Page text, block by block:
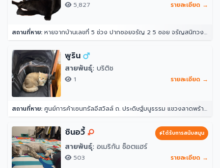
5,827 รายละเอียด →
สถานที่หาย: หายจากบ้านเลขที่ 5 ช่วง ปากซอยจรัญ 2 5 ซอย จรัญสนิทวงศ์ 2 แขวงวัดท่าพระ เขตบางกอกใหญ่ กรุงเทพมหานคร 10600 ประเทศไทย
พูริน
สายพันธุ์: บริติช
1 รายละเอียด →
สถานที่หาย: ศูนย์การค้าเซนทรัลอีสวิลล์ ถ. ประดิษฐ์มนูธรรม แขวงลาดพร้าว ลาดพร้าว กรุงเทพมหานคร 10230
ซินอวี้ ได้รับการสนับสนุน
สายพันธุ์: อเมริกัน ช็อตแฮร์
503 รายละเอียด →